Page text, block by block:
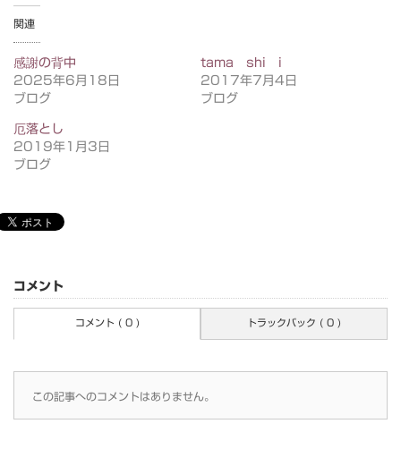
関連
感謝の背中
2025年6月18日
ブログ
tama shi i
2017年7月4日
ブログ
厄落とし
2019年1月3日
ブログ
コメント
コメント ( 0 ) トラックバック ( 0 )
この記事へのコメントはありません。